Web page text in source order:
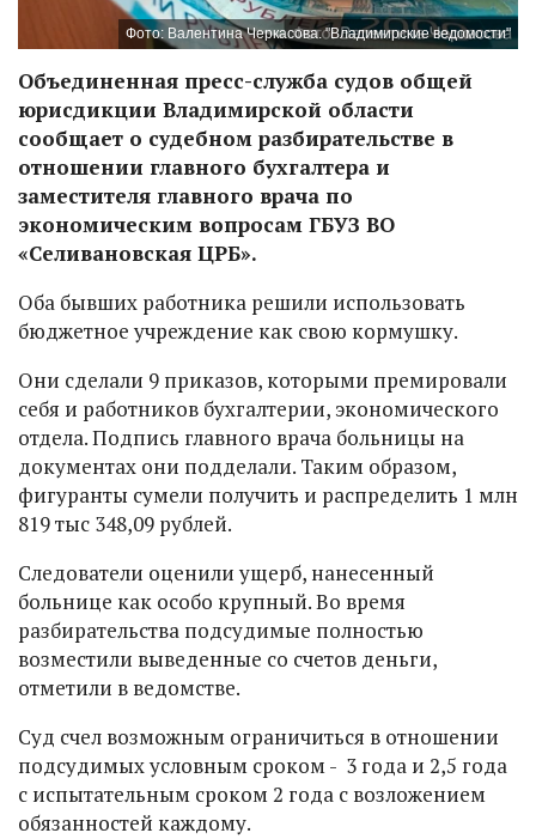
Фото: Валентина Черкасова. "Владимирские ведомости"
Объединенная пресс-служба судов общей
юрисдикции Владимирской области
сообщает о судебном разбирательстве в
отношении главного бухгалтера и
заместителя главного врача по
экономическим вопросам ГБУЗ ВО
«Селивановская ЦРБ».
Оба бывших работника решили использовать
бюджетное учреждение как свою кормушку.
Они сделали 9 приказов, которыми премировали
себя и работников бухгалтерии, экономического
отдела. Подпись главного врача больницы на
документах они подделали. Таким образом,
фигуранты сумели получить и распределить 1 млн
819 тыс 348,09 рублей.
Следователи оценили ущерб, нанесенный
больнице как особо крупный. Во время
разбирательства подсудимые полностью
возместили выведенные со счетов деньги,
отметили в ведомстве.
Суд счел возможным ограничиться в отношении
подсудимых условным сроком - 3 года и 2,5 года
с испытательным сроком 2 года с возложением
обязанностей каждому.